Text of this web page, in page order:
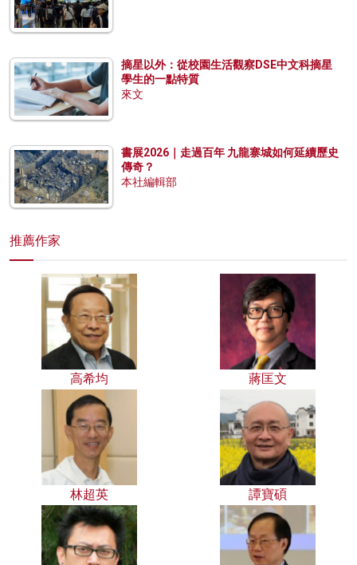
摘星以外：從校園生活觀察DSE中文科摘星
學生的一點特質
來文
書展2026｜走過百年 九龍寨城如何延續歷史
傳奇？
本社編輯部
推薦作家
高希均 蔣匡文
林超英 譚寶碩